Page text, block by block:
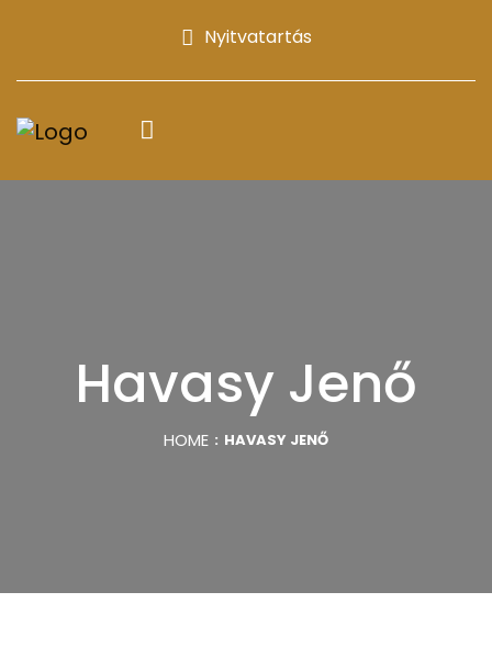
Nyitvatartás
Havasy Jenő
HOME HAVASY JENŐ